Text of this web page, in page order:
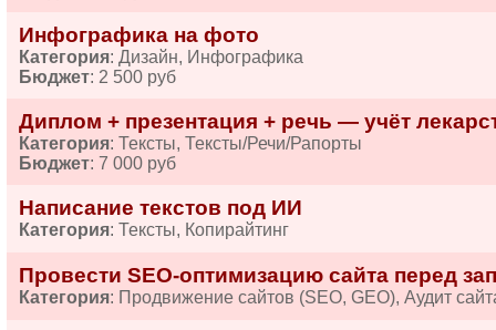
Инфографика на фото
Категория: Дизайн, Инфографика
Бюджет: 2 500 руб
Диплом + презентация + речь — учёт
Категория: Тексты, Тексты/Речи/Рапорты
Бюджет: 7 000 руб
Написание текстов под ИИ
Категория: Тексты, Копирайтинг
Провести SEO-оптимизацию сайта перед
Категория: Продвижение сайтов (SEO, GEO), Аудит